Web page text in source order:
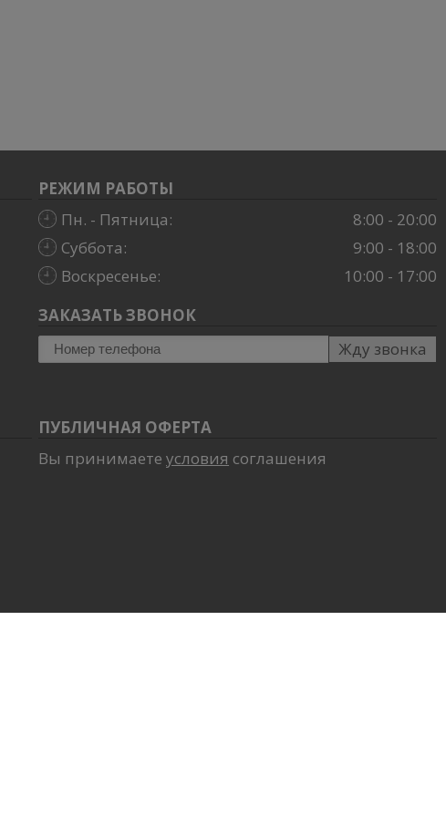
РЕЖИМ РАБОТЫ
Пн. - Пятница:
8:00 - 20:00
Суббота:
9:00 - 18:00
Воскресенье:
10:00 - 17:00
ЗАКАЗАТЬ ЗВОНОК
Жду звонка
ПУБЛИЧНАЯ ОФЕРТА
Вы принимаетеусловия соглашения